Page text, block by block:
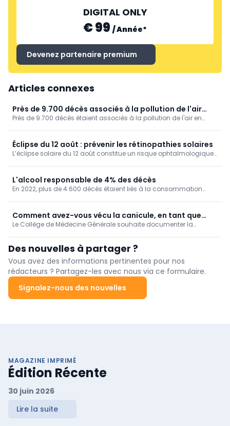
DIGITAL ONLY
€ 99 /Année*
Devenez partenaire premium
Articles connexes
Près de 9.700 décès associés à la pollution de l'air
(Sciensano)
Près de 9.700 décès étaient associés à la pollution de l'air en
décès (9,3 %).
Éclipse du 12 août : prévenir les rétinopathies solaires
L’éclipse solaire du 12 août constitue un risque ophtalmologique
"rétinopathie d’éclipse".
L'alcool responsable de 4% des décès
En 2022, plus de 4.600 décès étaient liés à la consommation
Bruxelles-Capitale.
Comment avez-vous vécu la canicule, en tant que
médecin généraliste? [Enquête]
Le Collège de Médecine Générale souhaite documenter la
Des nouvelles à partager ?
Vous avez des informations pertinentes pour nos
rédacteurs ? Partagez-les avec nous via ce formulaire.
Signalez-nous des nouvelles
MAGAZINE IMPRIMÉ
Édition Récente
30 juin 2026
Lire la suite